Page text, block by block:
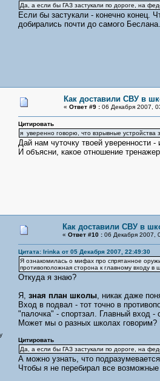
Да, а если бы ГАЗ застукали по дороге, на
Если бы застукали - конечно конец.
добирались почти до самого
Как доставили СВУ в
« Ответ #9 : 06 Декабря 2007,
Цитировать
я уверенно говорю, что взрывные устройства
Дай нам чуточку твоей уверенности
И объясни, какое отношение
Как доставили СВУ в
« Ответ #10 : 06 Декабря 2007,
Цитата: Irinka от 05 Декабря 2007, 22:49:30
Я ознакомилась о мифах про спрятанное
противоположная сторона к главному входу в
Откуда я знаю?
Я, зная план школы, никак даже
Вход в подвал - тот точно в
"палочка" - спортзал. Главный вход
Может мы о разных школах говорим?
Цитировать
Да, а если бы ГАЗ застукали по дороге, на
А можно узнать, что
Чтобы я не перебирал все